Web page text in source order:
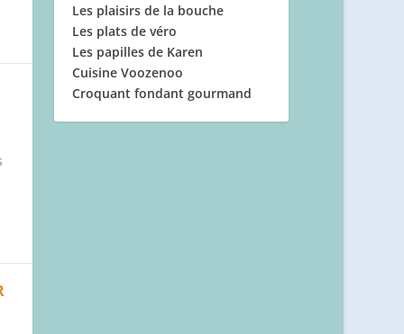
Les plaisirs de la bouche
Les plats de véro
Les papilles de Karen
Cuisine Voozenoo
Croquant fondant gourmand